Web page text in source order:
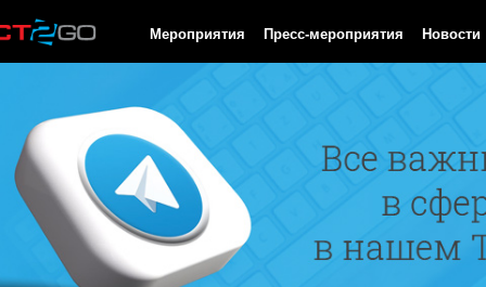
Мероприятия Пресс-мероприятия Новости